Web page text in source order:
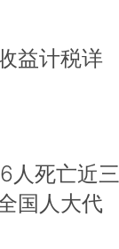
益计税详
人死亡近三
国人大代